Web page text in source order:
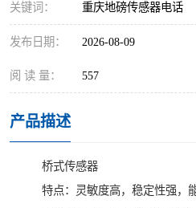
关键词： 重庆地磅传感器电话
发布日期： 2026-08-09
阅 读 量： 557
产品描述
桥式传感器
特点：灵敏度高，稳定性强，